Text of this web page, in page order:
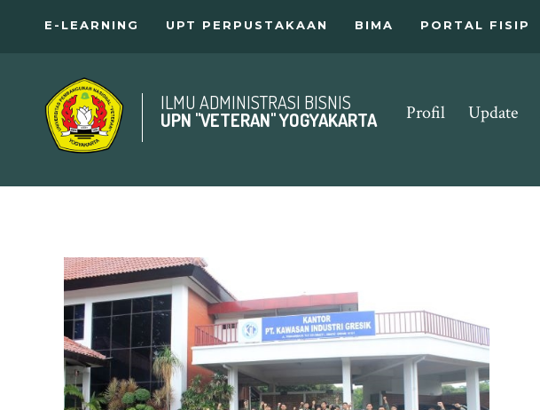
E-LEARNING UPT PERPUSTAKAAN BIMA PORTAL FISIP
ILMU ADMINISTRASI BISNIS
UPN "VETERAN" YOGYAKARTA Profil Update